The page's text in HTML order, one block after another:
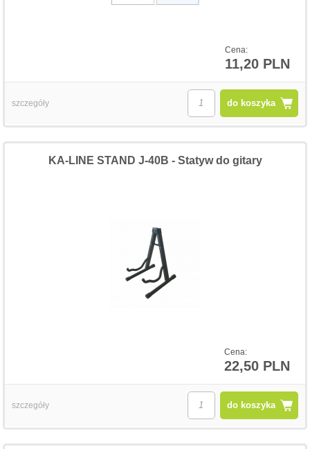
Cena:
11,20 PLN
do koszyka
szczegóły
Cena:
22,50 PLN
KA-LINE STAND J-40B - Statyw do gitary
do koszyka
szczegóły